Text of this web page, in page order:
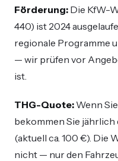
Förderung: Die KfW-
440) ist 2024
regionale Programme
— wir prüfen vor
ist.
THG-Quote: Wenn
bekommen Sie
(aktuell ca. 100 €). Die
nicht — nur den